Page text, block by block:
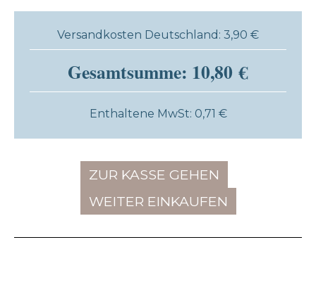
Versandkosten Deutschland: 3,90 €
Gesamtsumme: 10,80 €
Enthaltene MwSt: 0,71 €
ZUR KASSE GEHEN
WEITER EINKAUFEN